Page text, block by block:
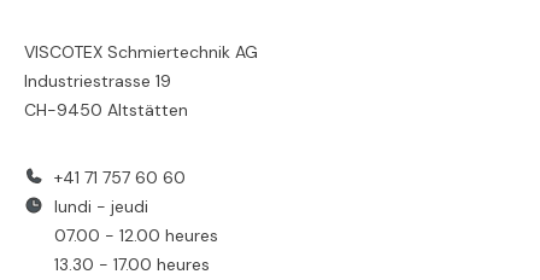
VISCOTEX Schmiertechnik AG
Industriestrasse 19
CH-9450 Altstätten
+41 71 757 60 60
lundi - jeudi
07.00 - 12.00 heures
13.30 - 17.00 heures